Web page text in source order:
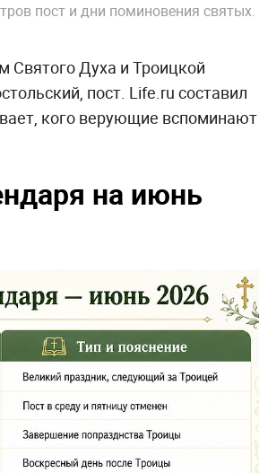
пост и дни поминовения святых.
Святого Духа и Троицкой
пост. Life.ru составил
кого верующие
на июнь